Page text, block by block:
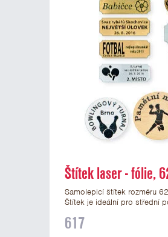
Štítek laser - fólie,
Samolepicí štítek rozměru
Štítek je ideální pro střední
vypálit libovolné logo nebo
617